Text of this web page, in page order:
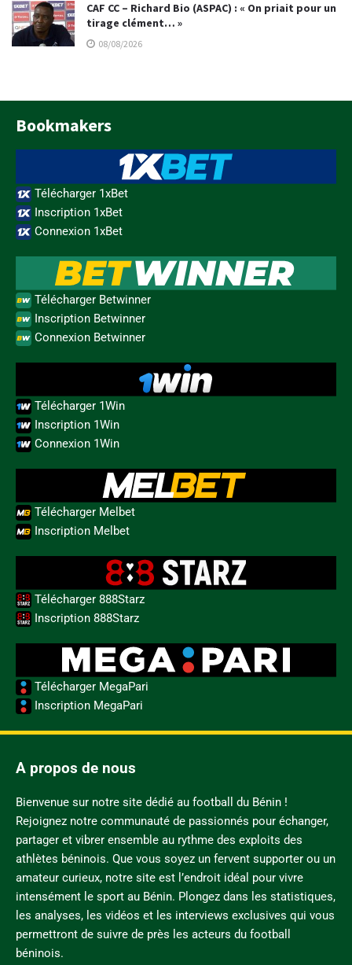
CAF CC – Richard Bio (ASPAC) : « On priait pour un
tirage clément… »
08/08/2026
Bookmakers
Télécharger 1xBet
Inscription 1xBet
Connexion 1xBet
Télécharger Betwinner
Inscription Betwinner
Connexion Betwinner
Télécharger 1Win
Inscription 1Win
Connexion 1Win
Télécharger Melbet
Inscription Melbet
Télécharger 888Starz
Inscription 888Starz
Télécharger MegaPari
Inscription MegaPari
A propos de nous
Bienvenue sur notre site dédié au football du Bénin !
Rejoignez notre communauté de passionnés pour échanger,
partager et vibrer ensemble au rythme des exploits des
athlètes béninois. Que vous soyez un fervent supporter ou un
amateur curieux, notre site est l’endroit idéal pour vivre
intensément le sport au Bénin. Plongez dans les statistiques,
les analyses, les vidéos et les interviews exclusives qui vous
permettront de suivre de près les acteurs du football
béninois.